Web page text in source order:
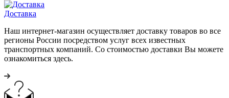
Доставка
Наш интернет-магазин осуществляет доставку товаров во все
регионы России посредством услуг всех известных
транспортных компаний. Со стоимостью доставки Вы можете
ознакомиться здесь.